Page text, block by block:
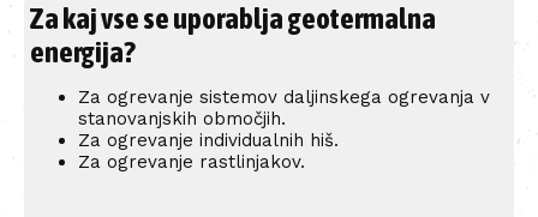
Za kaj vse se uporablja geotermalna
energija?
Za ogrevanje sistemov daljinskega ogrevanja v
stanovanjskih območjih.
Za ogrevanje individualnih hiš.
Za ogrevanje rastlinjakov.